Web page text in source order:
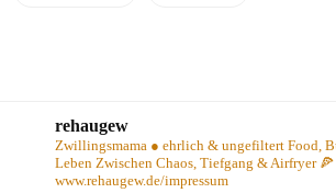
rehaugew
Zwillingsmama ● ehrlich & ungefiltert Food,
Leben Zwischen Chaos, Tiefgang & Airfryer 🍕
www.rehaugew.de/impressum